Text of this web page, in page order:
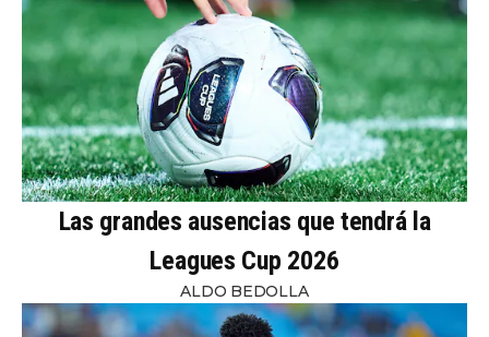
Las grandes ausencias que tendrá la
Leagues Cup 2026
ALDO BEDOLLA